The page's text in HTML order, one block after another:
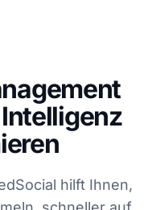
hilft Ihnen,